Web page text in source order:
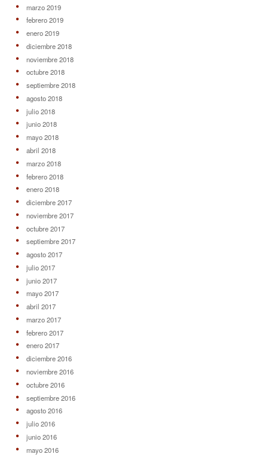
marzo 2019
febrero 2019
enero 2019
diciembre 2018
noviembre 2018
octubre 2018
septiembre 2018
agosto 2018
julio 2018
junio 2018
mayo 2018
abril 2018
marzo 2018
febrero 2018
enero 2018
diciembre 2017
noviembre 2017
octubre 2017
septiembre 2017
agosto 2017
julio 2017
junio 2017
mayo 2017
abril 2017
marzo 2017
febrero 2017
enero 2017
diciembre 2016
noviembre 2016
octubre 2016
septiembre 2016
agosto 2016
julio 2016
junio 2016
mayo 2016